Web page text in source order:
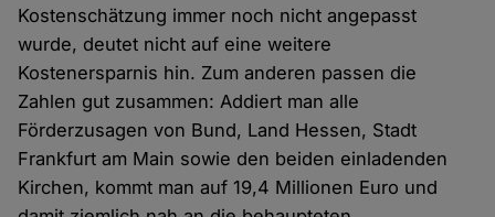
Kostenschätzung immer noch nicht angepasst
wurde, deutet nicht auf eine weitere
Kostenersparnis hin. Zum anderen passen die
Zahlen gut zusammen: Addiert man alle
Förderzusagen von Bund, Land Hessen, Stadt
Frankfurt am Main sowie den beiden einladenden
Kirchen, kommt man auf 19,4 Millionen Euro und